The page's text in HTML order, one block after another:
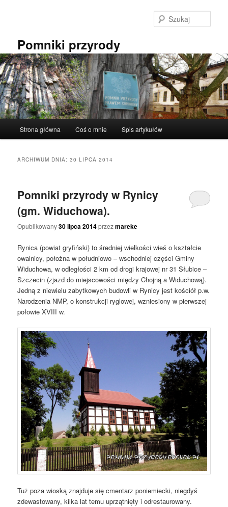
Pomniki przyrody
Strona główna Coś o mnie Spis artykułów
ARCHIWUM DNIA:30 LIPCA 2014
Pomniki przyrody w Rynicy
(gm. Widuchowa).
Opublikowany30 lipca 2014przezmareke
Rynica (powiat gryfiński) to średniej wielkości wieś o kształcie
owalnicy, położna w południowo – wschodniej części Gminy
Widuchowa, w odległości 2 km od drogi krajowej nr 31 Słubice –
Szczecin (zjazd do miejscowości między Chojną a Widuchową).
Jedną z niewielu zabytkowych budowli w Rynicy jest kościół p.w.
Narodzenia NMP, o konstrukcji ryglowej, wzniesiony w pierwszej
połowie XVIII w.
Tuż poza wioską znajduje się cmentarz poniemiecki, niegdyś
zdewastowany, kilka lat temu uprzątnięty i odrestaurowany.